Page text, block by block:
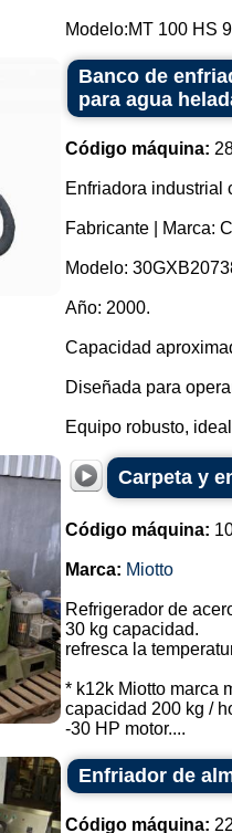
Modelo:MT 100 HS
Banco de
para agua
Código máquina:
Enfriadora industrial
Fabricante | Marca:
Modelo:
Año: 2000.
Capacidad
Diseñada para
Equipo robusto,
Carpeta y
Código máquina:
Marca: Miotto
Refrigerador de
30 kg capacidad.
refresca la
* k12k Miotto marca
capacidad 200 kg /
-30 HP motor....
Enfriador de
Código máquina: